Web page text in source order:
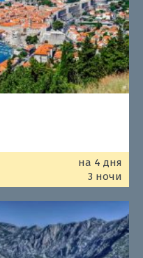
на 4 дня
3 ночи